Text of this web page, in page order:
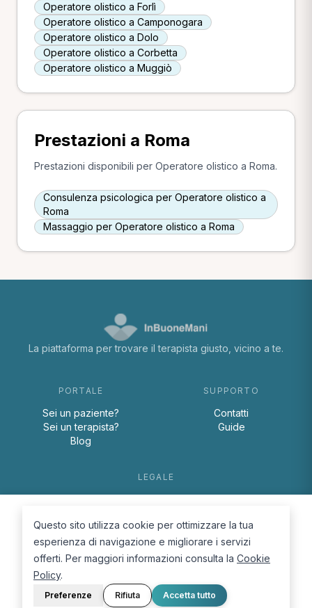
Operatore olistico a Forlì
Operatore olistico a Camponogara
Operatore olistico a Dolo
Operatore olistico a Corbetta
Operatore olistico a Muggiò
Prestazioni a Roma
Prestazioni disponibili per Operatore olistico a Roma.
Consulenza psicologica per Operatore olistico a
Roma
Massaggio per Operatore olistico a Roma
La piattaforma per trovare il terapista giusto, vicino a te.
PORTALE
Sei un paziente?
Sei un terapista?
Blog
SUPPORTO
Contatti
Guide
LEGALE
Cookie Policy
Questo sito utilizza cookie per ottimizzare la tua
esperienza di navigazione e migliorare i servizi
offerti. Per maggiori informazioni consulta la Cookie
Policy.
Preferenze Rifiuta Accetta tutto